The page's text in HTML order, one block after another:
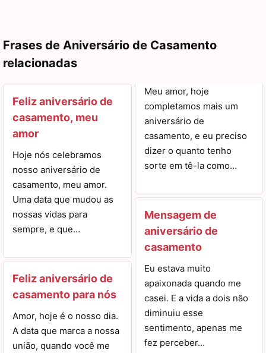
Frases de Aniversário de Casamento
relacionadas
Feliz aniversário de
casamento, meu
amor
Hoje nós celebramos
nosso aniversário de
casamento, meu amor.
Uma data que mudou as
nossas vidas para
sempre, e que…
Feliz aniversário de
casamento para nós
Amor, hoje é o nosso dia.
A data que marca a nossa
união, quando você me
Meu amor, hoje
completamos mais um
aniversário de
casamento, e eu preciso
dizer o quanto tenho
sorte em tê-la como…
Mensagem de
aniversário de
casamento
Eu estava muito
apaixonada quando me
casei. E a vida a dois não
diminuiu esse
sentimento, apenas me
fez perceber…